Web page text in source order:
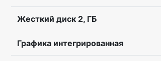
Жесткий диск 2, ГБ
Графика интегрированная